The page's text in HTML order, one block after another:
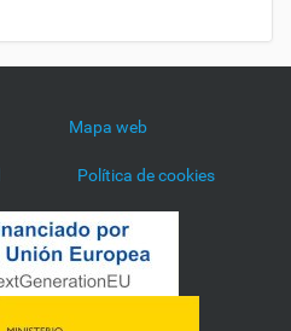
Mapa web
Política de cookies